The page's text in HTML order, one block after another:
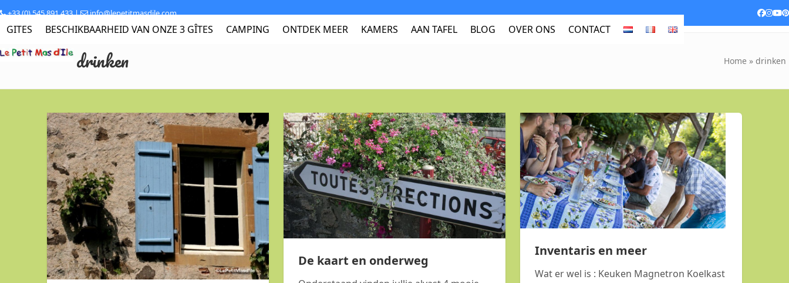
content
+33 (0) 545 891 433 | info@lepetitmasdile.com
GITES BESCHIKBAARHEID VAN ONZE 3 GÎTES CAMPING ONTDEK MEER KAMERS AAN TAFEL BLOG OVER ONS CONTACT
drinken Home »drinken
De kaart en onderweg
Inventaris en meer
Wat er wel is : Keuken Magnetron Koelkast